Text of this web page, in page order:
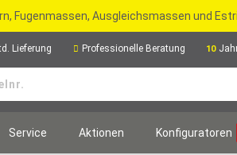
Fugenmassen, Ausgleichsmassen und
Lieferung Professionelle Beratung 10
Service Aktionen Konfiguratoren